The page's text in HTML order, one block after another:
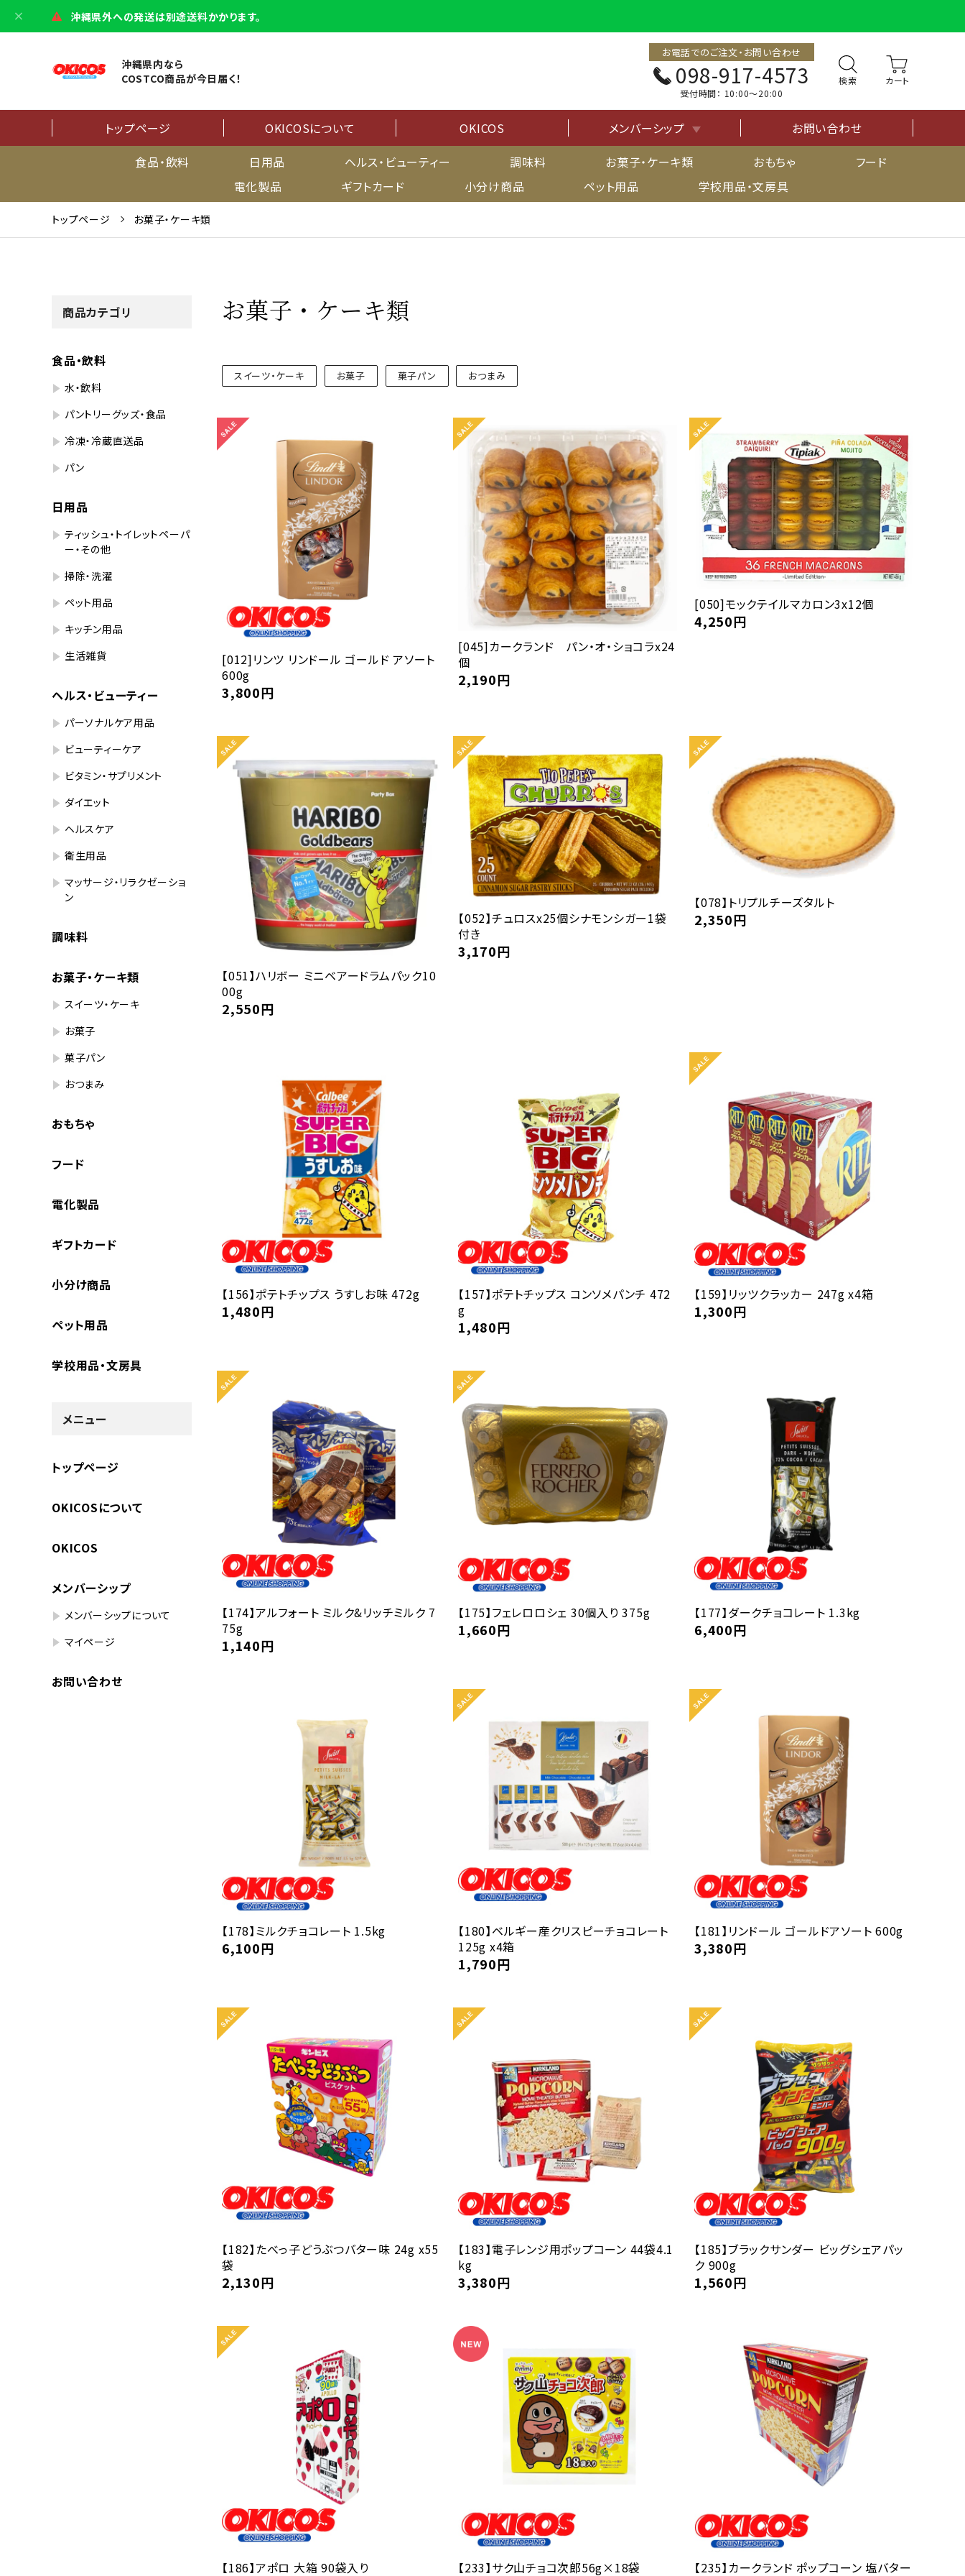
沖縄県外への発送は別途送料かかります。
沖縄県内なら
COSTCO商品が今日届く！
お電話でのご注文・お問い合わせ
098-917-4573
受付時間： 10:00〜20:00
検索
トップページ OKICOSについて OKICOS
メンバーシップ
メンバーシップについて
マイページ
お問い合わせ
食品・飲料
日用品 ヘルス・ビューティー 調味料 お菓子・ケーキ類 おもちゃ
フード
電化製品
ギフトカード 小分け商品 ペット用品 学校用品・文房具
トップページ お菓子・ケーキ類
商品カテゴリ
食品・飲料
水・飲料
パントリーグッズ・食品
冷凍・冷蔵直送品
パン
日用品
ティッシュ・トイレットペーパ
ー・その他
掃除・洗濯
ペット用品
キッチン用品
生活雑貨
ヘルス・ビューティー
パーソナルケア用品
ビューティーケア
ビタミン・サプリメント
ダイエット
ヘルスケア
衛生用品
マッサージ・リラクゼーショ
ン
調味料
お菓子・ケーキ類
スイーツ・ケーキ
お菓子
菓子パン
おつまみ
おもちゃ
フード
電化製品
ギフトカード
小分け商品
ペット用品
学校用品・文房具
メニュー
トップページ
OKICOSについて
OKICOS
メンバーシップ
メンバーシップについて
マイページ
お問い合わせ
お菓子・ケーキ類
スイーツ・ケーキ お菓子 菓子パン おつまみ
[012]リンツ リンドール ゴールド アソート
600g
3,800円
[045]カークランド パン・オ・ショコラx24
個
2,190円
[050]モックテイルマカロン3x12個
4,250円
【051】ハリボー ミニベアードラムパック10
00g
2,550円
【052】チュロスx25個シナモンシガー1袋
付き
3,170円
【078】トリプルチーズタルト
2,350円
【156】ポテトチップス うすしお味 472g
1,480円
【157】ポテトチップス コンソメパンチ 472
g
1,480円
【159】リッツクラッカー 247g x4箱
1,300円
【174】アルフォート ミルク&リッチミルク 7
75g
1,140円
【175】フェレロロシェ 30個入り 375g
1,660円
【177】ダークチョコレート 1.3kg
6,400円
【178】ミルクチョコレート 1.5kg
6,100円
【180】ベルギー産クリスピーチョコレート
125g x4箱
1,790円
【181】リンドール ゴールドアソート 600g
3,380円
【182】たべっ子どうぶつバター味 24g x55
袋
2,130円
【183】電子レンジ用ポップコーン 44袋4.1
kg
3,380円
【185】ブラックサンダー ビッグシェアパッ
ク 900g
1,560円
【186】アポロ 大箱 90袋入り 【233】サク山チョコ次郎56g×18袋
【235】カークランド ポップコーン 塩バター